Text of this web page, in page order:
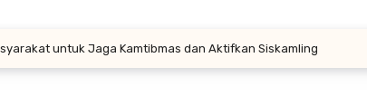
untuk Jaga Kamtibmas dan Aktifkan Siskamling